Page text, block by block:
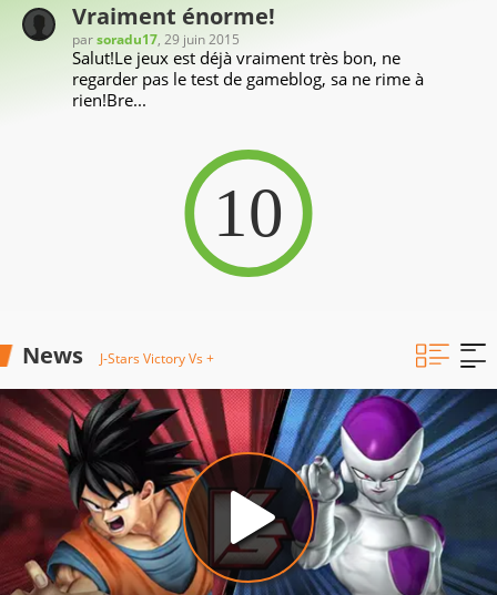
Vraiment énorme!
parsoradu17, 29 juin 2015
Salut!Le jeux est déjà vraiment très bon, ne
regarder pas le test de gameblog, sa ne rime à
rien!Bre...
10
News J-Stars Victory Vs +